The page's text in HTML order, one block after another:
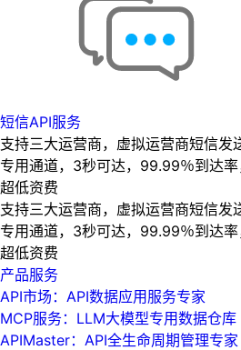
短信API服务
支持三大运营商，虚拟运营商短信发
专用通道，3秒可达，99.99％到达
超低资费
支持三大运营商，虚拟运营商短信发
专用通道，3秒可达，99.99％到达
超低资费
产品服务
API市场：API数据应用服务专家
MCP服务：LLM大模型专用数据仓库
APIMaster：API全生命周期管理专家